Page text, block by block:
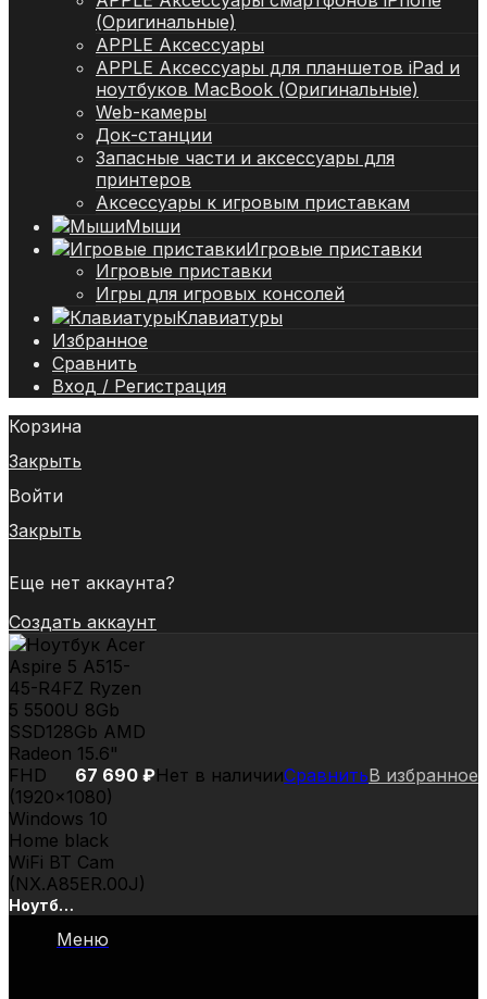
(Оригинальные)
APPLE Аксессуары
APPLE Аксессуары для планшетов iPad и
ноутбуков MacBook (Оригинальные)
Web-камеры
Док-станции
Запасные части и аксессуары для
принтеров
Аксессуары к игровым приставкам
Мыши
Игровые приставки
Игровые приставки
Игры для игровых консолей
Клавиатуры
Избранное
Сравнить
Вход / Регистрация
Корзина
Закрыть
Войти
Закрыть
Еще нет аккаунта?
Создать аккаунт
Ноутбук
Aspire 5
67 690 ₽Нет в наличииСравнитьВ избранное
Меню